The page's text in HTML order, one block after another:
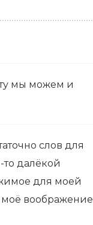
мы можем и
слов для
то далёкой
для моей
моё воображение